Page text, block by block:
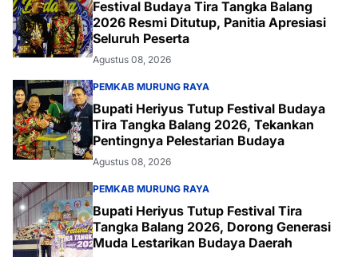
Festival Budaya Tira Tangka Balang
2026 Resmi Ditutup, Panitia Apresiasi
Seluruh Peserta
Agustus 08, 2026
PEMKAB MURUNG RAYA
Bupati Heriyus Tutup Festival Budaya
Tira Tangka Balang 2026, Tekankan
Pentingnya Pelestarian Budaya
Agustus 08, 2026
PEMKAB MURUNG RAYA
Bupati Heriyus Tutup Festival Tira
Tangka Balang 2026, Dorong Generasi
Muda Lestarikan Budaya Daerah